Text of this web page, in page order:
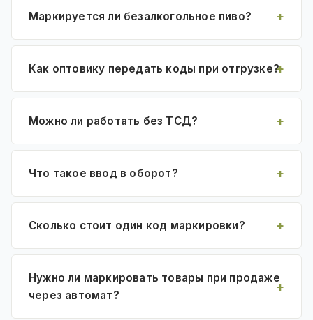
Маркируется ли безалкогольное пиво?
Как оптовику передать коды при отгрузке?
Можно ли работать без ТСД?
Что такое ввод в оборот?
Сколько стоит один код маркировки?
Нужно ли маркировать товары при продаже
через автомат?